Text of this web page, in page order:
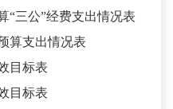
“三公”经费支出情况表
算支出情况表
目标表
目标表